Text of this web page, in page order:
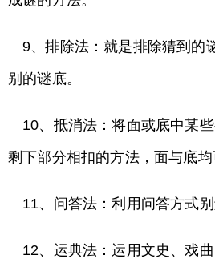
9、排除法：就是排除猜到的
别的谜底。
10、抵消法：将面或底中某
剩下部分相扣的方法，面与底均
11、问答法：利用问答方式别
12、运典法：运用文史、戏